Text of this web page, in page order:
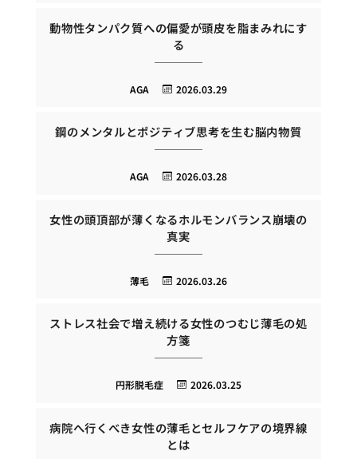
動物性タンパク質への偏愛が頭皮を脂まみれにす
る
2026.03.29
AGA
鋼のメンタルとポジティブ思考を生む脳内物質
2026.03.28
AGA
女性の頭頂部が薄くなるホルモンバランス崩壊の
真実
2026.03.26
薄毛
ストレス社会で増え続ける女性のつむじ薄毛の処
方箋
2026.03.25
円形脱毛症
病院へ行くべき女性の薄毛とセルフケアの境界線
とは